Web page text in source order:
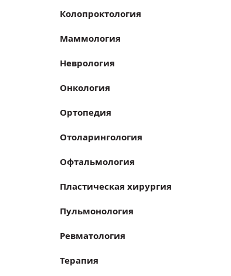
Колопроктология
Маммология
Неврология
Онкология
Ортопедия
Отоларингология
Офтальмология
Пластическая хирургия
Пульмонология
Ревматология
Терапия